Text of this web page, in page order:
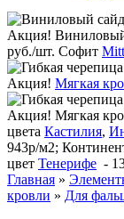
Акция!
руб./шт. Софит
Акция! Мягкая
Акция! Мягкая
цвета Кастилия,
943р/м2;
цвет Тенерифе -
Главная »
кровли » Для